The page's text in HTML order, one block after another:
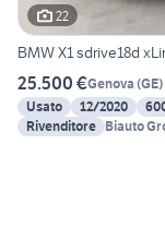
22
BMW X1 sdrive18d
25.500 €Genova (GE)
Usato
12/2020
Rivenditore Biauto